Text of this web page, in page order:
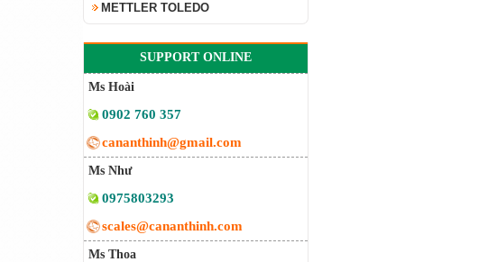
METTLER TOLEDO
SUPPORT ONLINE
Ms Hoài
0902 760 357
cananthinh@gmail.com
Ms Như
0975803293
scales@cananthinh.com
Ms Thoa